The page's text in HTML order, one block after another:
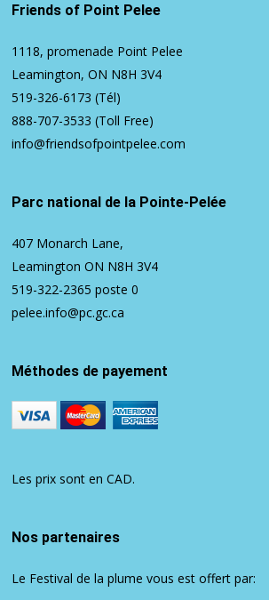
Friends of Point Pelee
1118, promenade Point Pelee
Leamington, ON N8H 3V4
519-326-6173 (Tél)
888-707-3533 (Toll Free)
info@friendsofpointpelee.com
Parc national de la Pointe-Pelée
407 Monarch Lane,
Leamington ON N8H 3V4
519-322-2365 poste 0
pelee.info@pc.gc.ca
Méthodes de payement
Les prix sont en CAD.
Nos partenaires
Le Festival de la plume vous est offert par: